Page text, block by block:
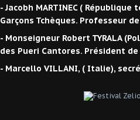
- Jacobh MARTINEC (
Garçons Tchèques. Professeur
- Monseigneur Robert TYRALA
des Pueri Cantores. Président
- Marcello VILLANI, ( Italie),